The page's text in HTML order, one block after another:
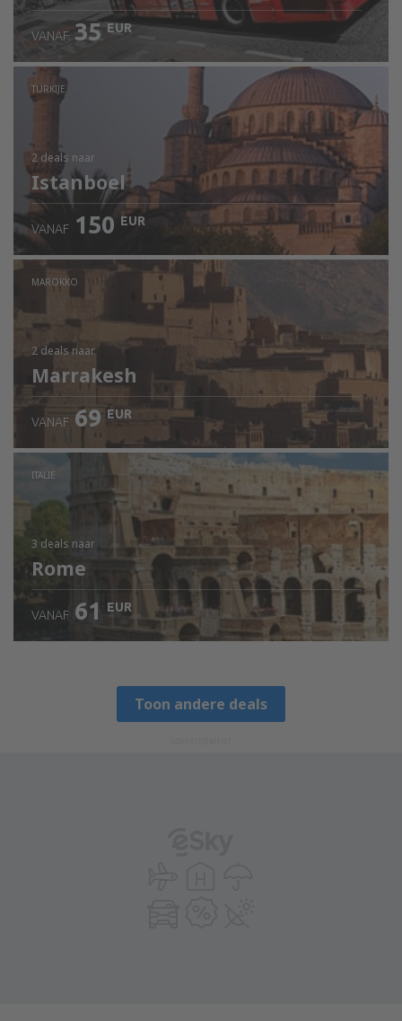
VANAF 35 EUR
TURKIJE
2 deals naar
Istanboel
VANAF 150 EUR
MAROKKO
2 dealsnaar
Marrakesh
VANAF 69 EUR
ITALIË
3 deals naar
Rome
VANAF 61 EUR
Toon andere deals